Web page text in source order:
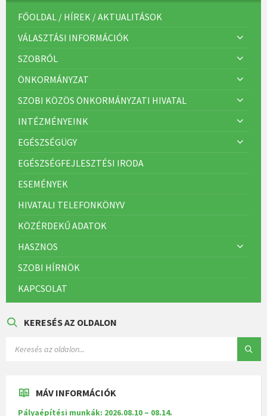
FŐOLDAL / HÍREK / AKTUALITÁSOK
VÁLASZTÁSI INFORMÁCIÓK
SZOBRÓL
ÖNKORMÁNYZAT
SZOBI KÖZÖS ÖNKORMÁNYZATI HIVATAL
INTÉZMÉNYEINK
EGÉSZSÉGÜGY
EGÉSZSÉGFEJLESZTÉSI IRODA
ESEMÉNYEK
HIVATALI TELEFONKÖNYV
KÖZÉRDEKŰ ADATOK
HASZNOS
SZOBI HÍRNÖK
KAPCSOLAT
KERESÉS AZ OLDALON
MÁV INFORMÁCIÓK
Pályaépítési munkák: 2026.08.10 – 08.14.